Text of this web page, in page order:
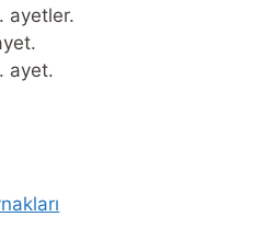
ayetler.
ayet.